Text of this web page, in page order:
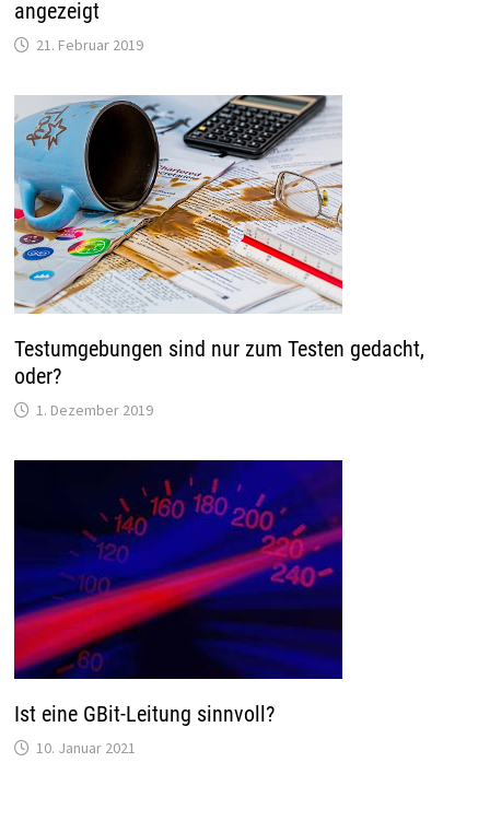
angezeigt
21. Februar 2019
Testumgebungen sind nur zum Testen gedacht,
oder?
1. Dezember 2019
Ist eine GBit-Leitung sinnvoll?
10. Januar 2021